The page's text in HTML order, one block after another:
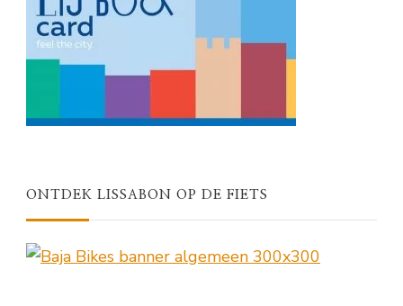
ONTDEK LISSABON OP DE FIETS